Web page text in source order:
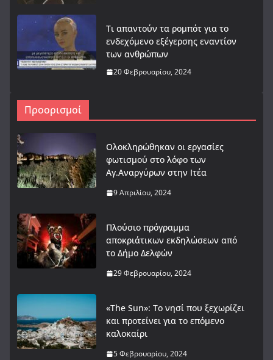
Τι απαντούν τα ρομπότ για το
ενδεχόμενο εξέγερσης εναντίον
των ανθρώπων
20 Φεβρουαρίου, 2024
Προορισμοί
Ολοκληρώθηκαν οι εργασίες
φωτισμού στο λόφο των
Αγ.Αναργύρων στην Ιτέα
9 Απριλίου, 2024
Πλούσιο πρόγραμμα
αποκριάτικων εκδηλώσεων από
το Δήμο Δελφών
29 Φεβρουαρίου, 2024
«The Sun»: Το νησί που ξεχωρίζει
και προτείνει για το επόμενο
καλοκαίρι
5 Φεβρουαρίου, 2024